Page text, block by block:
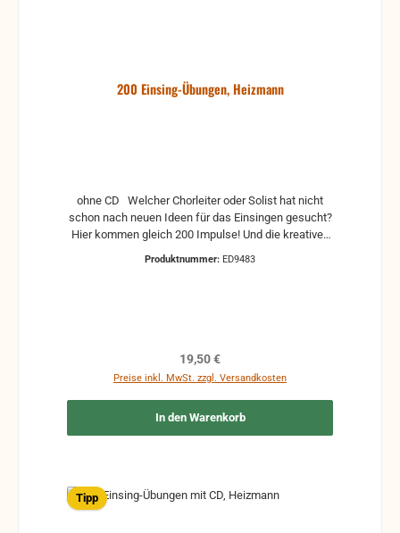
200 Einsing-Übungen, Heizmann
ohne CD Welcher Chorleiter oder Solist hat nicht
schon nach neuen Ideen für das Einsingen gesucht?
Hier kommen gleich 200 Impulse! Und die kreativen
Produktnummer: ED9483
Regulärer Preis:
19,50 €
Preise inkl. MwSt. zzgl. Versandkosten
In den Warenkorb
Tipp